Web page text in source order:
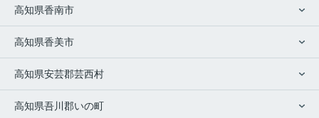
高知県香南市
高知県香美市
高知県安芸郡芸西村
高知県吾川郡いの町